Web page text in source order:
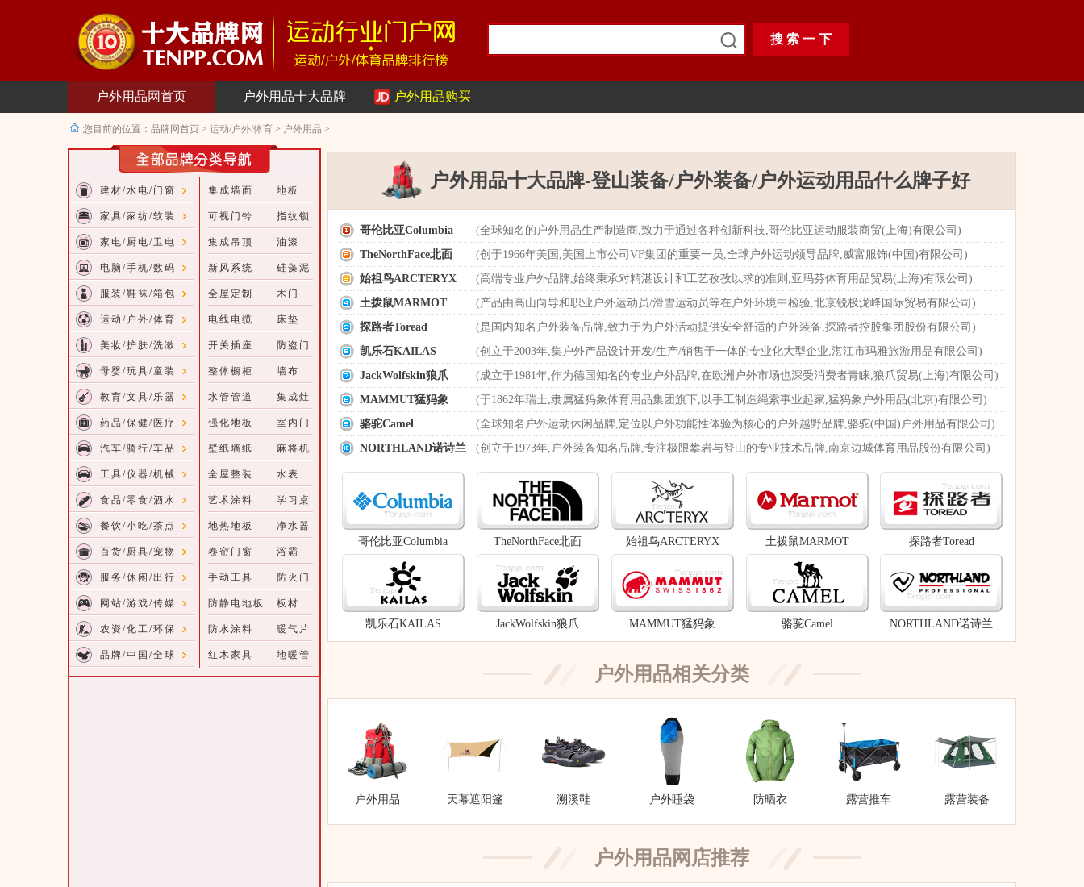
户外用品网首页 户外用品十大品牌 户外用品购买
您目前的位置： 品牌网首页 > 运动/户外/体育 > 户外用品 >
建材/水电/门窗
家具/家纺/软装
家电/厨电/卫电
电脑/手机/数码
服装/鞋袜/箱包
运动/户外/体育
美妆/护肤/洗漱
母婴/玩具/童装
教育/文具/乐器
药品/保健/医疗
汽车/骑行/车品
工具/仪器/机械
食品/零食/酒水
餐饮/小吃/茶点
百货/厨具/宠物
服务/休闲/出行
网站/游戏/传媒
农资/化工/环保
品牌/中国/全球
集成墙面 地板
可视门铃 指纹锁
集成吊顶 油漆
新风系统 硅藻泥
全屋定制 木门
电线电缆 床垫
开关插座 防盗门
整体橱柜 墙布
水管管道 集成灶
强化地板 室内门
壁纸墙纸 麻将机
全屋整装 水表
艺术涂料 学习桌
地热地板 净水器
卷帘门窗 浴霸
手动工具 防火门
防静电地板 板材
防水涂料 暖气片
红木家具 地暖管
户外用品十大品牌-登山装备/户外装备/户外运动用品什么牌子好
哥伦比亚Columbia
(全球知名的户外用品生产制造商,致力于通过各种创新科技,哥伦比亚运动服装商贸(上海)有限公司)
TheNorthFace北面
(创于1966年美国,美国上市公司VF集团的重要一员,全球户外运动领导品牌,威富服饰(中国)有限公司)
始祖鸟ARCTERYX
(高端专业户外品牌,始终秉承对精湛设计和工艺孜孜以求的准则,亚玛芬体育用品贸易(上海)有限公司)
土拨鼠MARMOT
(产品由高山向导和职业户外运动员/滑雪运动员等在户外环境中检验,北京锐极泷峰国际贸易有限公司)
探路者Toread
(是国内知名户外装备品牌,致力于为户外活动提供安全舒适的户外装备,探路者控股集团股份有限公司)
凯乐石KAILAS
(创立于2003年,集户外产品设计开发/生产/销售于一体的专业化大型企业,湛江市玛雅旅游用品有限公司)
JackWolfskin狼爪
(成立于1981年,作为德国知名的专业户外品牌,在欧洲户外市场也深受消费者青睐,狼爪贸易(上海)有限公司)
MAMMUT猛犸象
(于1862年瑞士,隶属猛犸象体育用品集团旗下,以手工制造绳索事业起家,猛犸象户外用品(北京)有限公司)
骆驼Camel
(全球知名户外运动休闲品牌,定位以户外功能性体验为核心的户外越野品牌,骆驼(中国)户外用品有限公司)
NORTHLAND诺诗兰
(创立于1973年,户外装备知名品牌,专注极限攀岩与登山的专业技术品牌,南京边城体育用品股份有限公司)
哥伦比亚Columbia TheNorthFace北面 始祖鸟ARCTERYX 土拨鼠MARMOT 探路者Toread
凯乐石KAILAS JackWolfskin狼爪 MAMMUT猛犸象 骆驼Camel NORTHLAND诺诗兰
户外用品相关分类
户外用品 天幕遮阳篷 溯溪鞋 户外睡袋 防晒衣 露营推车 露营装备
户外用品网店推荐